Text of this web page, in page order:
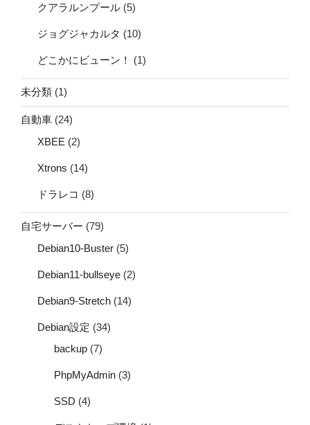
クアラルンプール (5)
ジョグジャカルタ (10)
どこかにビューン！ (1)
未分類 (1)
自動車 (24)
XBEE (2)
Xtrons (14)
ドラレコ (8)
自宅サーバー (79)
Debian10-Buster (5)
Debian11-bullseye (2)
Debian9-Stretch (14)
Debian設定 (34)
backup (7)
PhpMyAdmin (3)
SSD (4)